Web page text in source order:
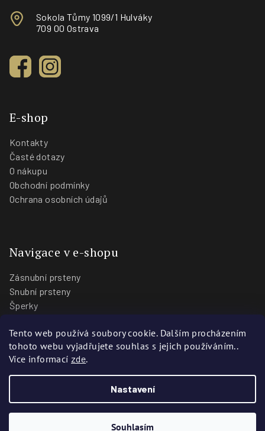
Tento web používá soubory cookie. Dalším procházením
tohoto webu vyjadřujete souhlas s jejich používáním..
Více informací zde.
Nastavení
Souhlasím
Sokola Tůmy 1099/1 Hulváky
709 00 Ostrava
E-shop
Kontakty
Časté dotazy
O nákupu
Obchodní podmínky
Ochrana osobních údajů
Navigace v e-shopu
Zásnubní prsteny
Snubní prsteny
Šperky
Blog
Prodejny
Zlatnictví Stoch. Všechna práva vyhrazena.
VytvořiliWebotvůrci.cz